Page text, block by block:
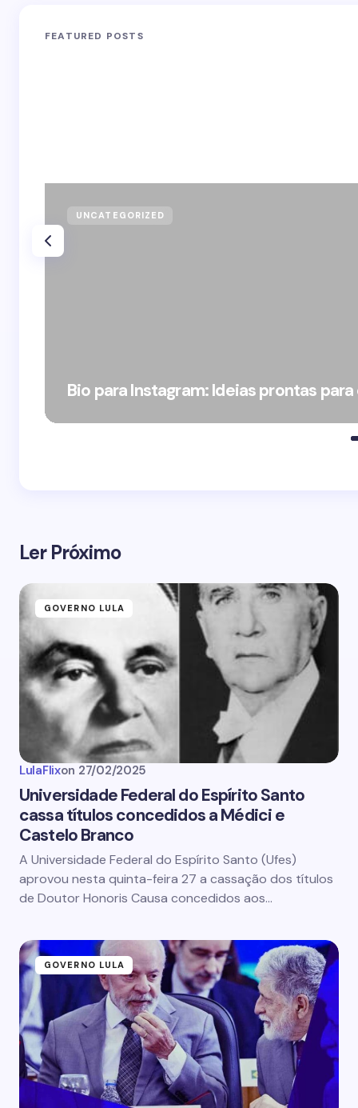
FEATURED POSTS
UNCATEGORIZED
Bio para Instagram: Ideias prontas
Ler Próximo
GOVERNO LULA
LulaFlixon 27/02/2025
Universidade Federal do Espírito Santo
cassa títulos concedidos a Médici e
Castelo Branco
A Universidade Federal do Espírito Santo (Ufes)
aprovou nesta quinta-feira 27 a cassação dos títulos
de Doutor Honoris Causa concedidos aos…
GOVERNO LULA